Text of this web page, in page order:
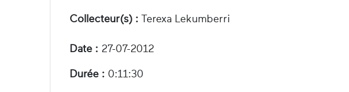
Collecteur(s) : Terexa Lekumberri
Date : 27-07-2012
Durée : 0:11:30